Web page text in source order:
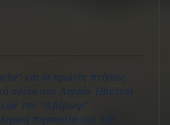
και οι πρώτες πτήσεις
πλοίο στο Αιγαίο. (Βίντεο)
του “Αβέρωφ”
περιπολία του Y/B